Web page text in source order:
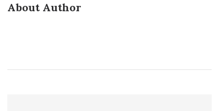
About Author